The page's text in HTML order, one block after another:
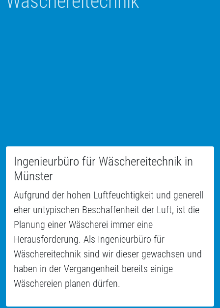
Ingenieurbüro für Wäschereitechnik in
Münster
Aufgrund der hohen Luftfeuchtigkeit und generell
eher untypischen Beschaffenheit der Luft, ist die
Planung einer Wäscherei immer eine
Herausforderung. Als Ingenieurbüro für
Wäschereitechnik sind wir dieser gewachsen und
haben in der Vergangenheit bereits einige
Wäschereien planen dürfen.